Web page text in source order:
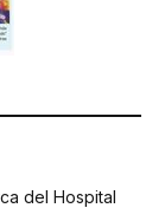
del Hospital